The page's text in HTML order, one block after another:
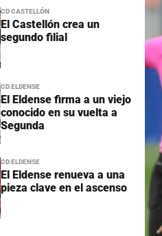
CD CASTELLÓN
El Castellón crea un
segundo filial
CD ELDENSE
El Eldense firma a un viejo
conocido en su vuelta a
Segunda
CD ELDENSE
El Eldense renueva a una
pieza clave en el ascenso